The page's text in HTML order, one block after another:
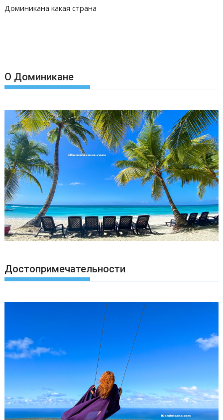
Доминикана какая страна
О Доминикане
Достопримечательности